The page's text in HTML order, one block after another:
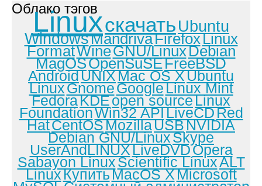
Облако тэгов
Linuxскачать Ubuntu
WindowsMandrivaFirefoxLinux
FormatWineGNU/LinuxDebian
MagOSOpenSuSEFreeBSD
AndroidUNIXMac OS XUbuntu
LinuxGnomeGoogleLinux Mint
FedoraKDEopen sourceLinux
FoundationWin32 APILiveCDRed
HatCentOSMozillaUSBNVIDIA
Debian GNU/LinuxSkype
UserAndLINUXLiveDVDOpera
Sabayon LinuxScientific LinuxALT
LinuxКупитьMacOS XMicrosoft